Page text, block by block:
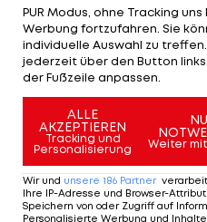
DSV Leoben
FC Grossklein
25. RUNDE
TUS Bad Waltersdorf
DSV Leoben
26. RUNDE
DSV Leoben
PUR Modus, ohne Tracking
Werbung fortzufahren. Sie
individuelle Auswahl zu
jederzeit über den Button
der Fußzeile anpassen.
ALLE
AKZEPTIEREN
Tracking und
Personalisierung
Weiter mit
Wir und unsere 186 Partner
Ihre IP-Adresse und Browser-
Speichern von oder Zugriff auf
Personalisierte Werbung und